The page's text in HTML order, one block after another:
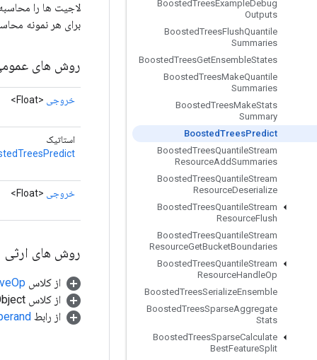
BoostedTreesExampleDebug
Outputs
BoostedTreesFlushQuantile
Summaries
BoostedTreesGetEnsembleStates
BoostedTreesMakeQuantile
Summaries
BoostedTreesMakeStats
Summary
BoostedTreesPredict
BoostedTreesQuantileStream
ResourceAddSummaries
BoostedTreesQuantileStream
ResourceDeserialize
BoostedTreesQuantileStream
ResourceFlush
BoostedTreesQuantileStream
ResourceGetBucketBoundaries
BoostedTreesQuantileStream
ResourceHandleOp
BoostedTreesSerializeEnsemble
BoostedTreesSparseAggregate
Stats
BoostedTreesSparseCalculate
BestFeatureSplit
لاجیت ها را
برای هر نمونه
روش های
خروجی <Float>
استاتیک
خروجی <Float>
روش های ارثی
از کلاس
از کلاس java.lang.Object
از رابط